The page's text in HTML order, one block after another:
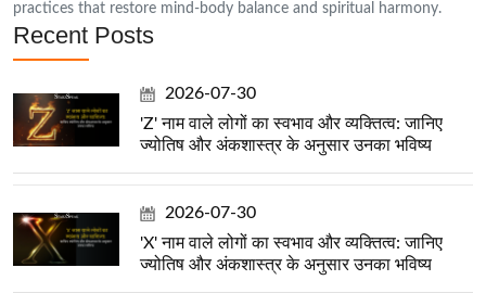
practices that restore mind-body balance and spiritual harmony.
Recent Posts
2026-07-30
'Z' नाम वाले लोगों का स्वभाव और व्यक्तित्व: जानिए
ज्योतिष और अंकशास्त्र के अनुसार उनका भविष्य
2026-07-30
'X' नाम वाले लोगों का स्वभाव और व्यक्तित्व: जानिए
ज्योतिष और अंकशास्त्र के अनुसार उनका भविष्य